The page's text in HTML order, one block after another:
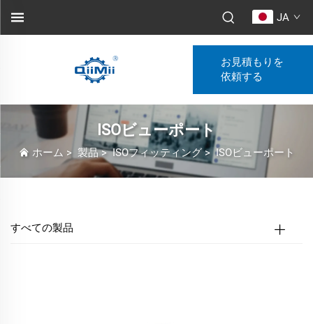
JA
お見積もりを
依頼する
ISOビューポート
ホーム > 製品>ISOフィッティング>ISOビューポート
すべての製品